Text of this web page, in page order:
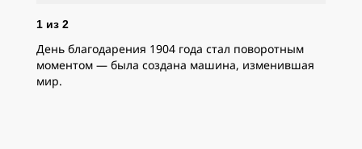
1 из 2
День благодарения 1904 года стал поворотным
моментом — была создана машина, изменившая
мир.